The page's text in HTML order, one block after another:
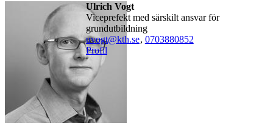
Ulrich Vogt
Viceprefekt med särskilt ansvar för
grundutbildning
uvogt@kth.se, 0703880852
Profil